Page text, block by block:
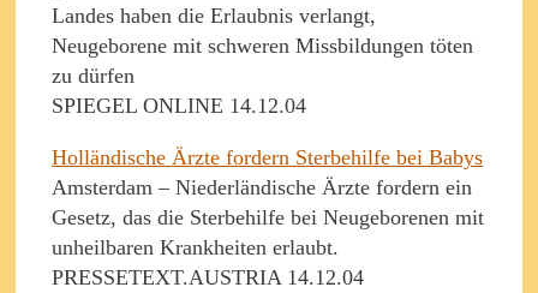
Landes haben die Erlaubnis verlangt,
Neugeborene mit schweren Missbildungen töten
zu dürfen
SPIEGEL ONLINE 14.12.04
Holländische Ärzte fordern Sterbehilfe bei Babys
Amsterdam – Niederländische Ärzte fordern ein
Gesetz, das die Sterbehilfe bei Neugeborenen mit
unheilbaren Krankheiten erlaubt.
PRESSETEXT.AUSTRIA 14.12.04